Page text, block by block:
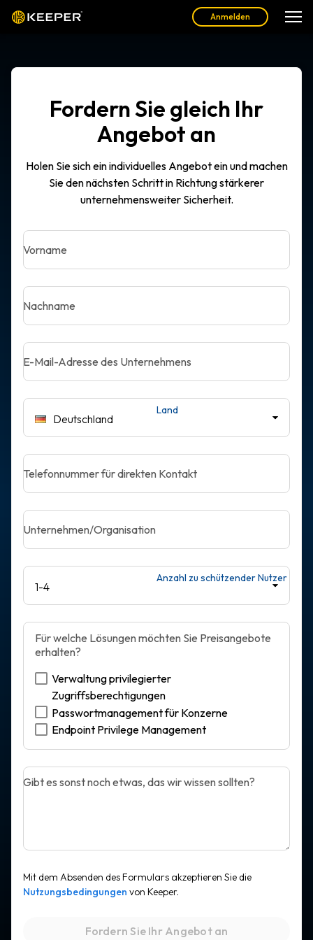
Anmelden
Fordern Sie gleich Ihr
Angebot an
Holen Sie sich ein individuelles Angebot ein und machen
Sie den nächsten Schritt in Richtung stärkerer
unternehmensweiter Sicherheit.
Vorname
Nachname
E-Mail-Adresse des Unternehmens
Deutschland
Land
Telefonnummer für direkten Kontakt
Unternehmen/Organisation
1-4
Anzahl zu schützender Nutzer
Für welche Lösungen möchten Sie Preisangebote
erhalten?
Verwaltung privilegierter
Zugriffsberechtigungen
Passwortmanagement für Konzerne
Endpoint Privilege Management
Gibt es sonst noch etwas, das wir wissen sollten?
Mit dem Absenden des Formulars akzeptieren Sie die
Nutzungsbedingungen von Keeper.